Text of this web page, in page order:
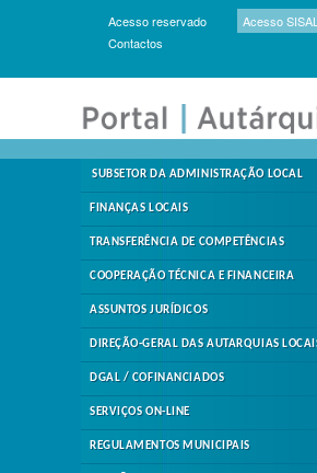
Acesso reservado
Acesso SISAL
Contactos
SUBSETOR DA ADMINISTRAÇÃO LOCAL
FINANÇAS LOCAIS
TRANSFERÊNCIA DE COMPETÊNCIAS
COOPERAÇÃO TÉCNICA E FINANCEIRA
ASSUNTOS JURÍDICOS
DIREÇÃO-GERAL DAS AUTARQUIAS
DGAL / COFINANCIADOS
SERVIÇOS ON-LINE
REGULAMENTOS MUNICIPAIS